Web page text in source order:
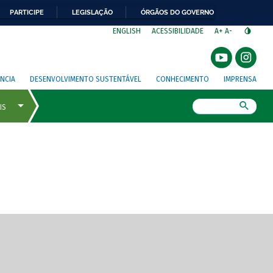
PARTICIPE LEGISLAÇÃO ÓRGÃOS DO GOVERNO
ENGLISH ACESSIBILIDADE A+ A-
DESENVOLVIMENTO SUSTENTÁVEL CONHECIMENTO IMPRENSA
de tela